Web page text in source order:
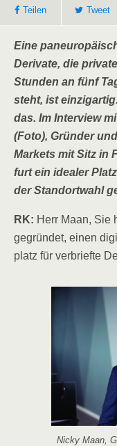
Tei­len Tweet
Eine
Deri­va­te, die
Stun­den an fünf
steht, ist
das. Im Inter­view
(Foto), Grün­der
Mar­kets mit Sitz in
furt ein idea­ler
der Stand­ort­wahl
RK: Herr Maan, Sie
gegrün­det, einen
platz für ver­brief­te
Nicky Maan,